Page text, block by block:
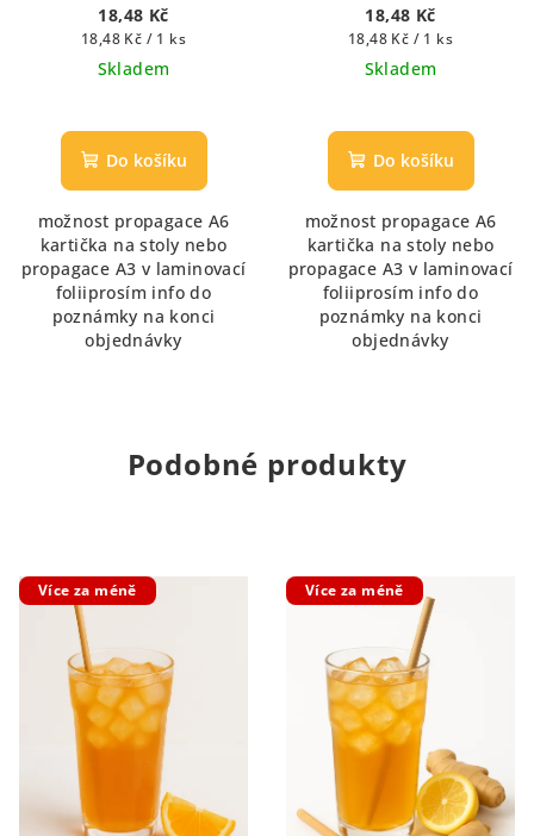
18,48 Kč
Měrná
cena:
18,48 Kč / 1 ks
Skladem
Do košíku
možnost propagace A6
kartička na stoly nebo
propagace A3 v laminovací
foliiprosím info do
poznámky na konci
objednávky
18,48 Kč
Měrná
cena:
18,48 Kč / 1 ks
Skladem
Do košíku
možnost propagace A6
kartička na stoly nebo
propagace A3 v laminovací
foliiprosím info do
poznámky na konci
objednávky
Podobné produkty
Více za méně Více za méně